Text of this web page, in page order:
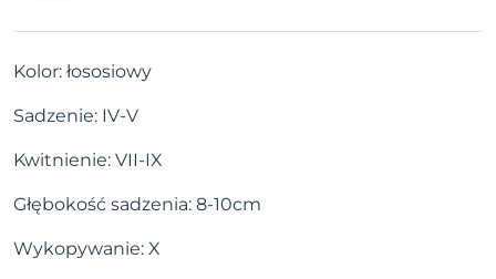
Kolor: łososiowy
Sadzenie: IV-V
Kwitnienie: VII-IX
Głębokość sadzenia: 8-10cm
Wykopywanie: X